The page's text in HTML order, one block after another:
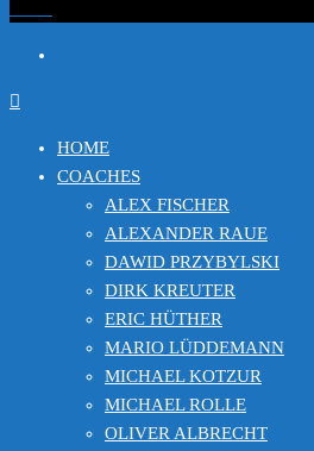
HOME
COACHES
ALEX FISCHER
ALEXANDER RAUE
DAWID PRZYBYLSKI
DIRK KREUTER
ERIC HÜTHER
MARIO LÜDDEMANN
MICHAEL KOTZUR
MICHAEL ROLLE
OLIVER ALBRECHT